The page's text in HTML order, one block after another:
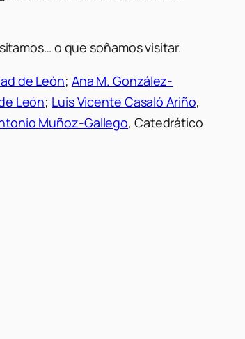
o que soñamos visitar.
de León; Ana M. González-
León; Luis Vicente Casaló Ariño,
Muñoz-Gallego, Catedrático